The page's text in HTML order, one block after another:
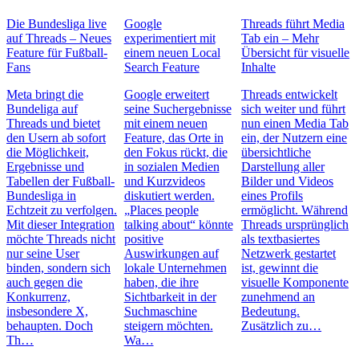
Die Bundesliga live
auf Threads – Neues
Feature für Fußball-
Fans
Meta bringt die
Bundeliga auf
Threads und bietet
den Usern ab sofort
die Möglichkeit,
Ergebnisse und
Tabellen der Fußball-
Bundesliga in
Echtzeit zu verfolgen.
Mit dieser Integration
möchte Threads nicht
nur seine User
binden, sondern sich
auch gegen die
Konkurrenz,
insbesondere X,
behaupten. Doch
Th…
Google
experimentiert mit
einem neuen Local
Search Feature
Google erweitert
seine Suchergebnisse
mit einem neuen
Feature, das Orte in
den Fokus rückt, die
in sozialen Medien
und Kurzvideos
diskutiert werden.
„Places people
talking about“ könnte
positive
Auswirkungen auf
lokale Unternehmen
haben, die ihre
Sichtbarkeit in der
Suchmaschine
steigern möchten.
Wa…
Threads führt Media
Tab ein – Mehr
Übersicht für visuelle
Inhalte
Threads entwickelt
sich weiter und führt
nun einen Media Tab
ein, der Nutzern eine
übersichtliche
Darstellung aller
Bilder und Videos
eines Profils
ermöglicht. Während
Threads ursprünglich
als textbasiertes
Netzwerk gestartet
ist, gewinnt die
visuelle Komponente
zunehmend an
Bedeutung.
Zusätzlich zu…